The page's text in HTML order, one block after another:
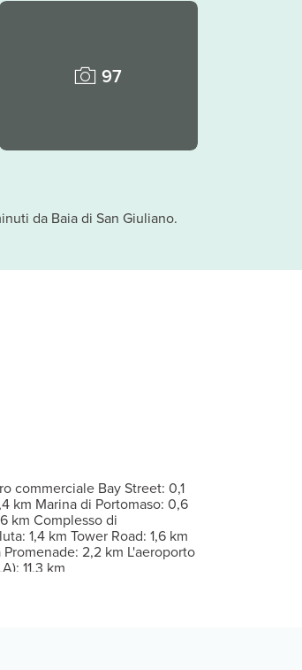
97
da Baia di San Giuliano.
commerciale Bay Street: 0,1
km Marina di Portomaso: 0,6
km Complesso di
1,4 km Tower Road: 1,6 km
2,2 km L'aeroporto
11,3 km
ti consente di restare in contatto con il
supplementi, variabili in base alla
grazie ad un'ampia gamma di
ore su 24. Stai pianificando un evento
camera con orario limitato. Desideri